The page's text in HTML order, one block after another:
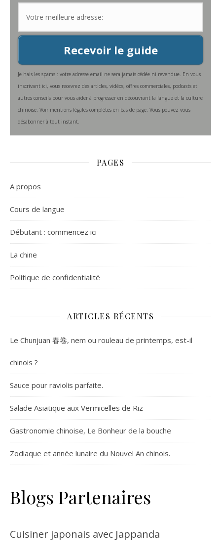
Recevoir le guide
Je hais les spams : votre adresse email ne sera jamais cédée ni revendue. En vous
inscrivant ici, vous recevrez des articles, vidéos, offres commerciales, podcasts et
autres conseils pour vous aider à progresser en découvrant la langue et la culture
chinoise. Voir mentions légales complètes en bas de page. Vous pouvez vous
désabonner à tout instant.
PAGES
A propos
Cours de langue
Débutant : commencez ici
La chine
Politique de confidentialité
ARTICLES RÉCENTS
Le Chunjuan 春卷, nem ou rouleau de printemps, est-il
chinois ?
Sauce pour raviolis parfaite.
Salade Asiatique aux Vermicelles de Riz
Gastronomie chinoise, Le Bonheur de la bouche
Zodiaque et année lunaire du Nouvel An chinois.
Blogs Partenaires
Cuisiner japonais avec Jappanda